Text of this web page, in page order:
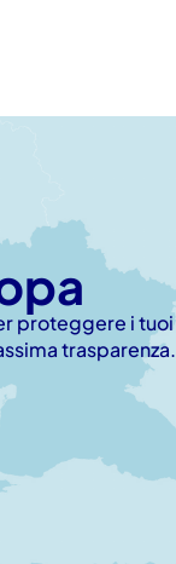
proteggere i tuoi
trasparenza.